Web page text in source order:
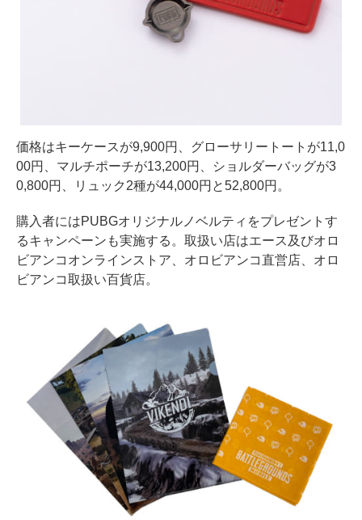
価格はキーケースが9,900円、グローサリートートが11,0
00円、マルチポーチが13,200円、ショルダーバッグが3
0,800円、リュック2種が44,000円と52,800円。
購入者にはPUBGオリジナルノベルティをプレゼントす
るキャンペーンも実施する。取扱い店はエース及びオロ
ビアンコオンラインストア、オロビアンコ直営店、オロ
ビアンコ取扱い百貨店。